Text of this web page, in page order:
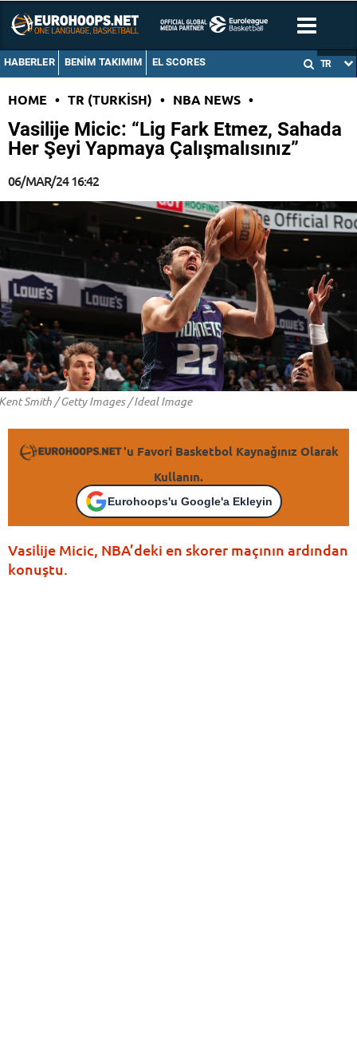
HABERLER BENIM TAKIMIM EL SCORES TR
HOME • TR (TURKISH) • NBA NEWS •
Vasilije Micic: “Lig Fark Etmez, Sahada
Her Şeyi Yapmaya Çalışmalısınız”
06/MAR/24 16:42
Smith / Getty Images / Ideal Image
'u Favori Basketbol Kaynağınız Olarak
Kullanın.
Eurohoops'u Google'a Ekleyin
Vasilije Micic, NBA’deki en skorer maçının ardından
konuştu.